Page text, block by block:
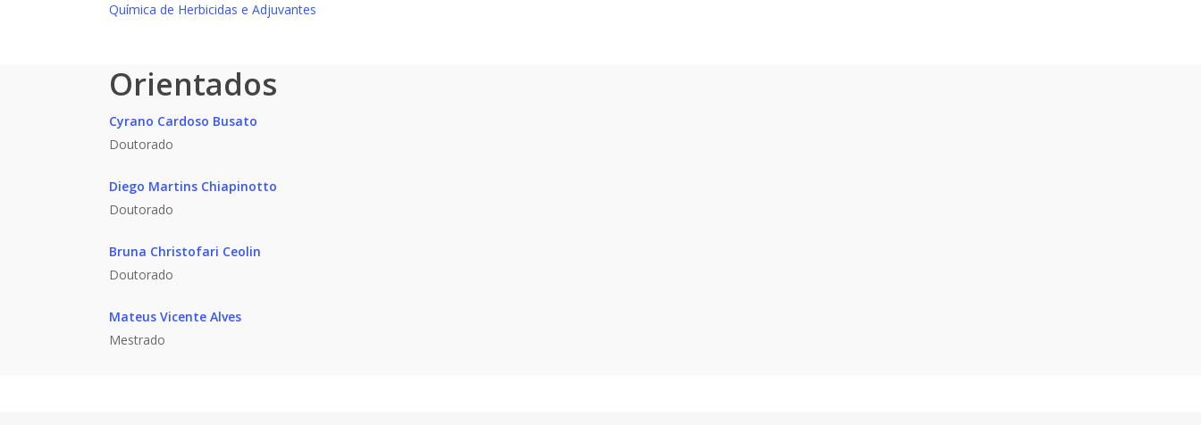
Química de Herbicidas e Adjuvantes
Orientados
Cyrano Cardoso Busato
Doutorado
Diego Martins Chiapinotto
Doutorado
Bruna Christofari Ceolin
Doutorado
Mateus Vicente Alves
Mestrado